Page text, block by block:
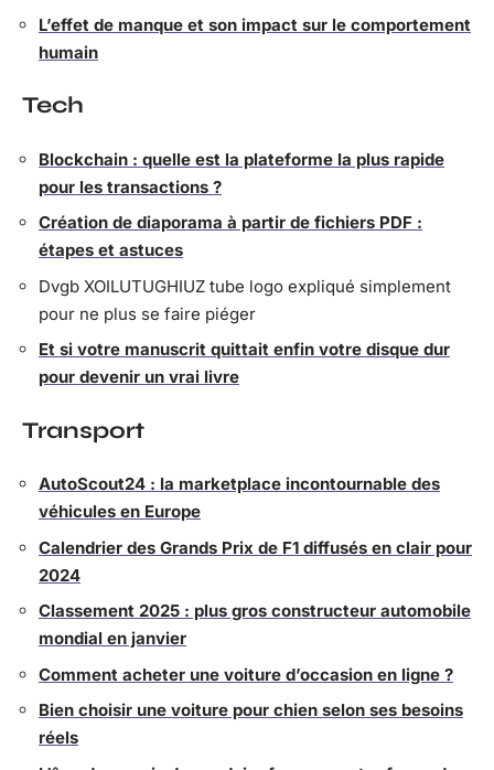
L’effet de manque et son impact sur le comportement
humain
Tech
Blockchain : quelle est la plateforme la plus rapide
pour les transactions ?
Création de diaporama à partir de fichiers PDF :
étapes et astuces
Dvgb XOILUTUGHIUZ tube logo expliqué simplement
pour ne plus se faire piéger
Et si votre manuscrit quittait enfin votre disque dur
pour devenir un vrai livre
Transport
AutoScout24 : la marketplace incontournable des
véhicules en Europe
Calendrier des Grands Prix de F1 diffusés en clair pour
2024
Classement 2025 : plus gros constructeur automobile
mondial en janvier
Comment acheter une voiture d’occasion en ligne ?
Bien choisir une voiture pour chien selon ses besoins
réels